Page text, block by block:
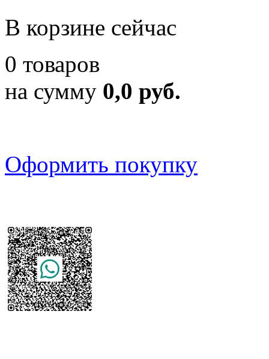
В корзине сейчас
0 товаров
на сумму 0,0 руб.
Оформить покупку